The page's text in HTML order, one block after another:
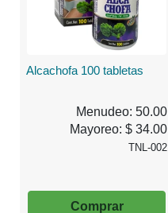
Alcachofa 100 tabletas
Menudeo: 50.00
Mayoreo: $ 34.00
TNL-002
Comprar